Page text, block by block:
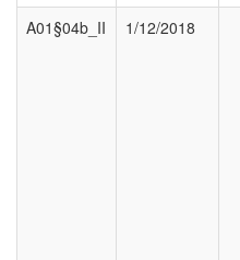
A01§04b_II
1/12/2018